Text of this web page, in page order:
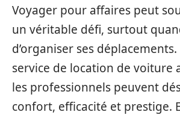
Voyager pour affaires peut
un véritable défi, surtout
d’organiser ses
service de location de voiture
les professionnels peuvent
confort, efficacité et prestige.